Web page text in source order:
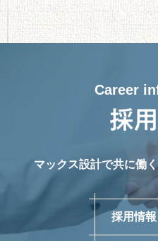
Career
マックス設計で共に働
採用情